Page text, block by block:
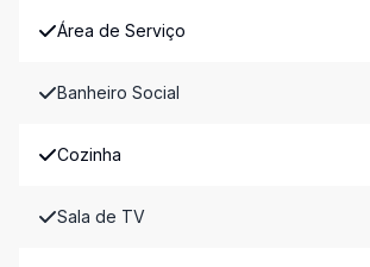
Área de Serviço
Banheiro Social
Cozinha
Sala de TV